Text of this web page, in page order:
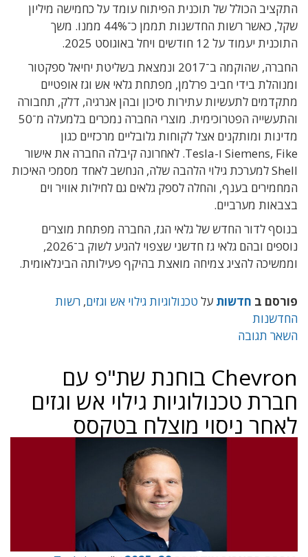
התקציב הכולל של תוכנית הפיתוח עומד על כחמישה מיליון
שקל, כאשר רשות החדשנות תממן כ־44% ממנו. משך
התוכנית יעמוד על 12 חודשים ויחל באוגוסט 2025.
החברה, שהוקמה ב־2017 ונמצאת בשליטת יחיאל ספקטור
ומנוהלת בידי חביב פרלמן, מפתחת גלאי אש וגז אופטיים
מתקדמים לתעשיות עתירות סיכון ובהן אנרגיה, דלק, תחבורה
והתעשייה הפטרוכימית. מוצרי החברה נמכרים בלמעלה מ־50
מדינות ומותקנים אצל לקוחות גלובליים מרכזיים כגון
Siemens, Fike ו-Tesla. לאחרונה קיבלה החברה את אישור
Shell למערכת גילוי הלהבה שלה, הנחשב לאחד מסמכי האיכות
המחמירים בענף, והחלה לספק גלאים גם לחילות אוויר וים
בצבאות מערביים.
בנוסף לדור החדש של גלאי הגז, החברה מפתחת מוצרים
נוספים ובהם גלאי גז חדשני שצפוי להגיע לשוק ב־2026,
וממשיכה להציג צמיחה מואצת בהיקף פעילותה הבינלאומית.
פורסם ב חדשות על טכנולוגיות גילוי אש וגזים, רשות
החדשנות
השאר תגובה
Chevron בוחנת שת"פ עם
חברת טכנולוגיות גילוי אש וגזים
לאחר ניסוי מוצלח בטקסס